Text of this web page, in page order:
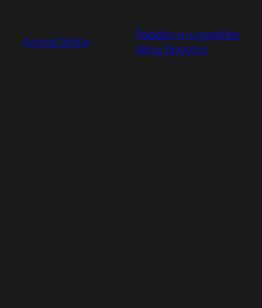
Acervo Online
Pedidos e sugestões
Meus favoritos